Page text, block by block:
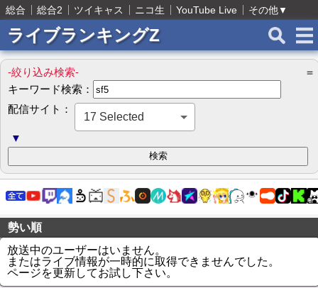
総合 総合2 ツイキャス ニコ生 YouTube Live その他▼
ライブランキングZ
-絞り込み検索-
＝
キーワード検索：
配信サイト：
17 Selected
▼
勢い順
放送中のユーザーはいません。
またはライブ情報が一時的に取得できませんでした。
ページを更新してお試し下さい。